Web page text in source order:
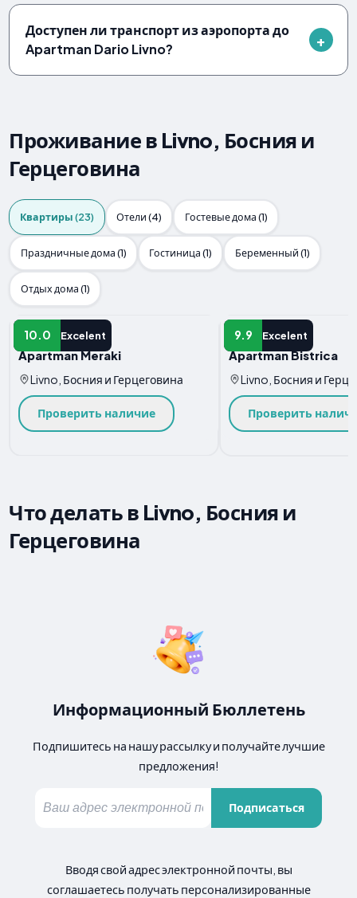
Доступен ли транспорт из аэропорта до
Apartman Dario Livno?
Проживание в Livno, Босния и
Герцеговина
Квартиры (23) Отели (4) Гостевые дома (1)
Праздничные дома (1) Гостиница (1) Беременный (1)
Отдых дома (1)
10.0 Excelent
Квартира
Apartman Meraki
Livno, Босния и Герцеговина
Проверить наличие
9.9 Excelent
Квартира
Apartman Bistrica
Livno, Босния и
Проверить
Что делать в Livno, Босния и
Герцеговина
Информационный Бюллетень
Подпишитесь на нашу рассылку и получайте лучшие
предложения!
Подписаться
Вводя свой адрес электронной почты, вы
соглашаетесь получать персонализированные